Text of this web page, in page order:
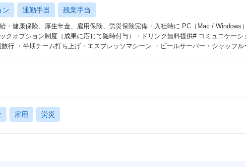
ン 通勤手当 残業手当
・健康保険、厚生年金、雇用保険、労災保険完備・入社時に PC（Mac / Windows
クオプション制度（成果に応じて随時付与）・ドリンク無料提供# コミュニケーシ
行 ・半期チーム打ち上げ・エスプレッソマシーン ・ビールサーバー・シャッフル
雇用 労災